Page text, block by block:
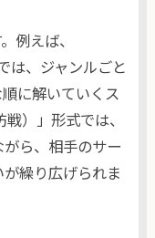
例えば、
は、ジャンルごと
に解いていくス
）」形式では、
ら、相手のサー
繰り広げられま